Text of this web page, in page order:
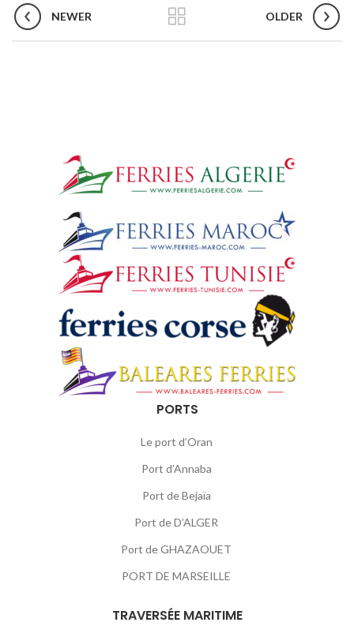
NEWER OLDER
PORTS
Le port d’Oran
Port d’Annaba
Port de Bejaïa
Port de D’ALGER
Port de GHAZAOUET
PORT DE MARSEILLE
TRAVERSÉE MARITIME